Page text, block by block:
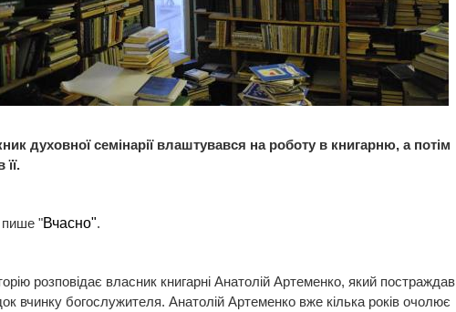
духовної семінарії влаштувався на роботу в книгарню, а потім
її.
"Вчасно".
розповідає власник книгарні Анатолій Артеменко, який постраждав
вчинку богослужителя. Анатолій Артеменко вже кілька років очолює